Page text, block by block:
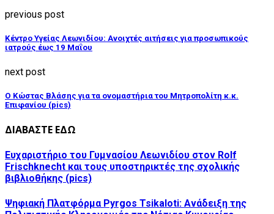
previous post
Κέντρο Υγείας Λεωνιδίου: Ανοιχτές αιτήσεις για προσωπικούς
ιατρούς έως 19 Μαΐου
next post
Ο Κώστας Βλάσης για τα ονομαστήρια του Μητροπολίτη κ.κ.
Επιφανίου (pics)
ΔΙΑΒΑΣΤΕ ΕΔΩ
Ευχαριστήριο του Γυμνασίου Λεωνιδίου στον Rolf
Frischknecht και τους υποστηρικτές της σχολικής
βιβλιοθήκης (pics)
Ψηφιακή Πλατφόρμα Pyrgos Tsikaloti: Ανάδειξη της